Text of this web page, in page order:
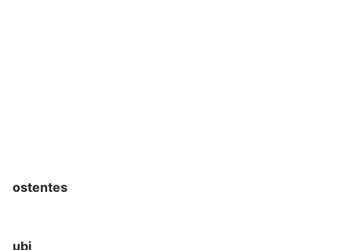
ostentes
ubi